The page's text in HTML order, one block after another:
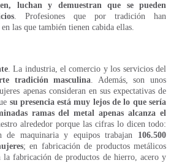
luchan y demuestran que se pueden
. Profesiones que por tradición han
las que también tienen cabida ellas.
. La industria, el comercio y los servicios del
tradición masculina. Además, son unos
apenas consideran en sus expectativas de
su presencia está muy lejos de lo que sería
ramas del metal apenas alcanza el
alrededor porque las cifras lo dicen todo:
de maquinaria y equipos trabajan 106.500
; en fabricación de productos metálicos
la fabricación de productos de hierro, acero y